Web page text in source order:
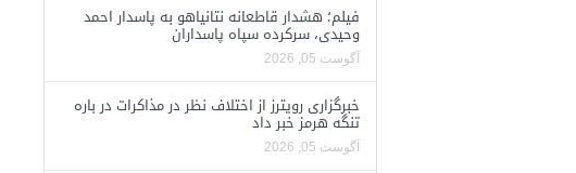
فیلم؛ هشدار قاطعانه نتانیاهو به پاسدار احمد
وحیدی، سرکرده سپاه پاسداران
آگوست 05, 2026
خبرگزاری رویترز از اختلاف نظر در مذاکرات در باره
تنگه هرمز خبر داد
آگوست 05, 2026